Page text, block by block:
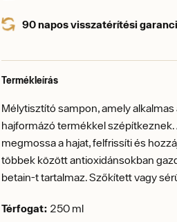
90 napos visszatérítési
Termékleírás
Mélytisztító sampon, amely
hajformázó termékkel
megmossa a hajat, felfrissíti és
többek között antioxidánsokban
betain-t tartalmaz. Szőkített vagy
Térfogat: 250 ml